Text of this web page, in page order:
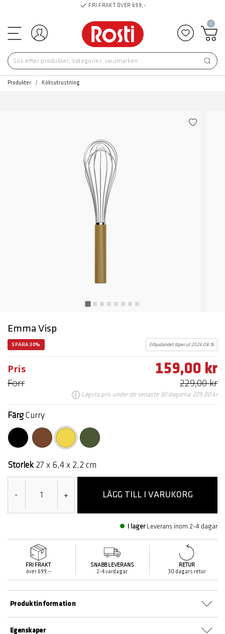
FRI FRAKT ÖVER 699,-
Logga in Lägg till
0
Produkter Köksutrustning
Emma Visp
SPARA 30% Erbjudandet löper ut 2026.08.16
Pris 159,00 kr
Förr 229,00 kr
Lägsta pris under de senaste 30 dagarna: 229,00 kr
Färg Curry
markerade
Storlek 27 x 6,4 x 2,2 cm
- + LÄGG TILL I VARUKORG
I lager Leverans inom 2-4 dagar
FRI FRAKT
över 699:–
SNABB LEVERANS
2-4 vardagar
RETUR
30 dagars retur
Egenskaper
Produktinformation